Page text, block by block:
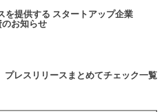
を提供する スタートアップ企業
お知らせ
プレスリリースまとめてチェック一覧